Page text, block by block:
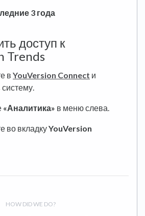
3 года
доступ к
Trends
в YouVersion Connect и
«Аналитика» в меню слева.
во вкладкуYouVersion
HOW DID WE DO?